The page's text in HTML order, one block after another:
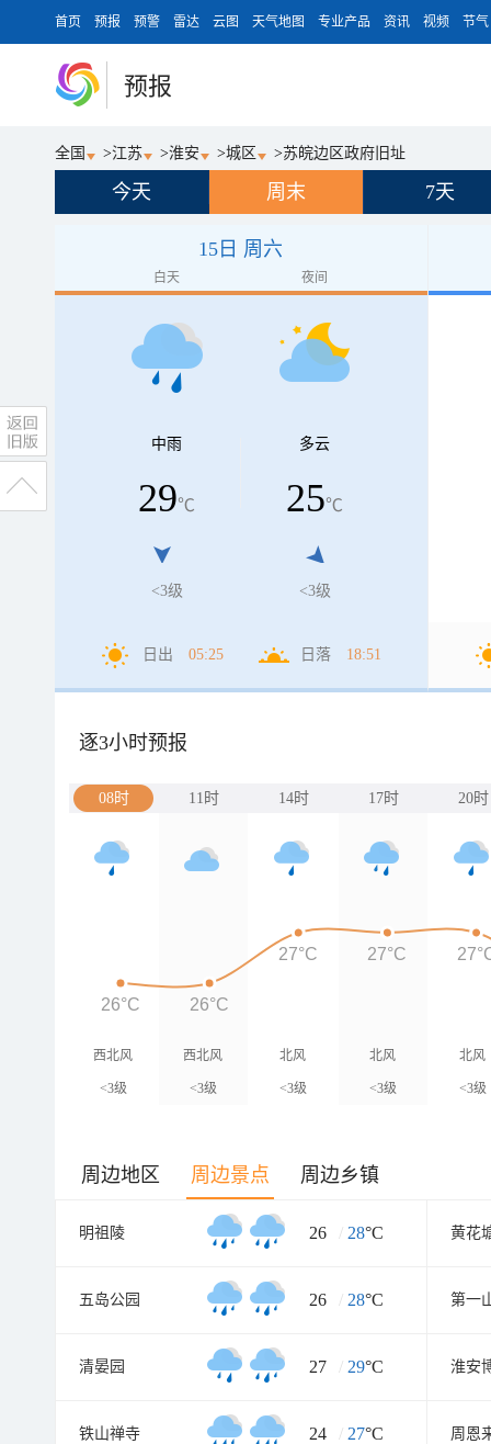
首页 预报 预警 雷达 云图 天气地图 专业产品 资讯 视频 节气
预报
全国 >江苏 >淮安 >城区 >苏皖边区政府旧址
今天 周末 7天
15日 周六
白天 夜间
中雨
29℃
<3级
多云
25℃
<3级
日出 05:25 日落 18:51
逐3小时预报
08时 11时 14时 17时 20时
西北风
<3级
西北风
<3级
北风
<3级
北风
<3级
北风
<3级
26°C 26°C
27°C 27°C
周边地区 周边景点 周边乡镇
明祖陵 26 / 28°C
五岛公园 26 / 28°C 第一
清晏园 27 / 29°C 淮安
铁山禅寺 24 / 27°C 周恩